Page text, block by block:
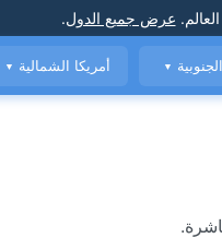
. عرض جميع الدول.
▼ أمريكا الشمالية ▼